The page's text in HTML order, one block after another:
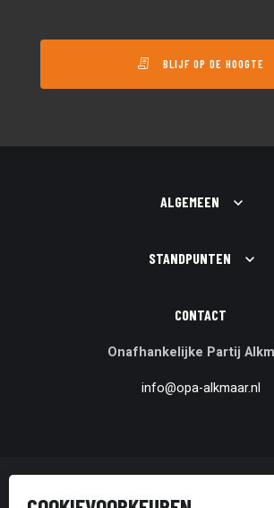
BLIJF OP DE HOOGTE
ALGEMEEN
STANDPUNTEN
CONTACT
Onafhankelijke Partij
info@opa-alkmaar.nl
© Onafhankelijke Partij